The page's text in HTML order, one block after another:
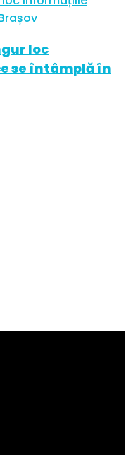
loc
se întâmplă în